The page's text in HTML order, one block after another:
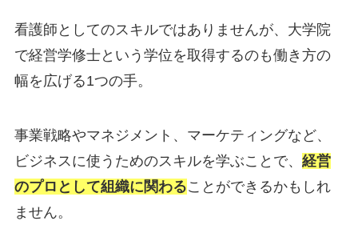
看護師としてのスキルではありませんが、大学院
で経営学修士という学位を取得するのも働き方の
幅を広げる1つの手。
事業戦略やマネジメント、マーケティングなど、
ビジネスに使うためのスキルを学ぶことで、 経営
のプロとして組織に関わることができるかもしれ
ません。